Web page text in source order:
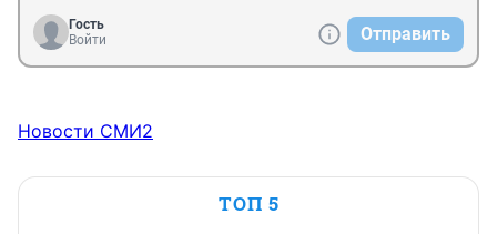
Гость
Войти
Отправить
Новости СМИ2
ТОП 5